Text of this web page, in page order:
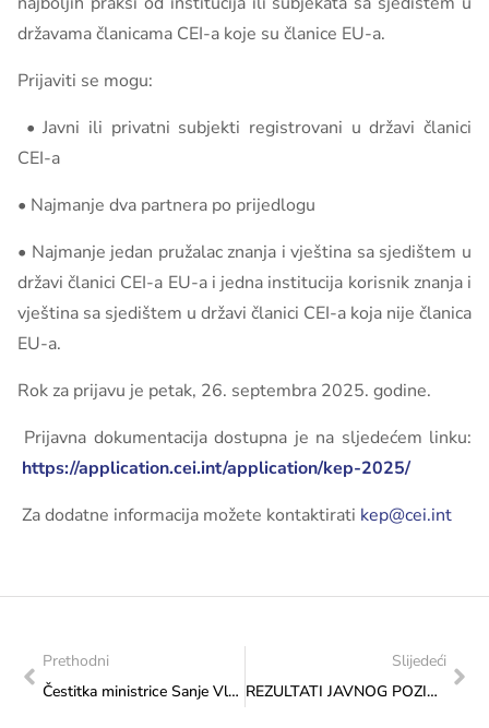
državama članicama CEI-a koje su članice EU-a.
Prijaviti se mogu:
• Javni ili privatni subjekti registrovani u državi članici
CEI-a
• Najmanje dva partnera po prijedlogu
• Najmanje jedan pružalac znanja i vještina sa sjedištem u
državi članici CEI-a EU-a i jedna institucija korisnik znanja i
vještina sa sjedištem u državi članici CEI-a koja nije članica
EU-a.
Rok za prijavu je petak, 26. septembra 2025. godine.
Prijavna dokumentacija dostupna je na sljedećem linku:
https://application.cei.int/application/kep-2025/
Za dodatne informacija možete kontaktirati kep@cei.int
Prethodni
Čestitka ministrice Sanje Vlaisavljević Udruženju „Marathon“
Slijedeći
REZULTATI JAVNOG POZIVA 2025.: Transfer za podršku mobilnosti umjetnika, Ciklus 3.